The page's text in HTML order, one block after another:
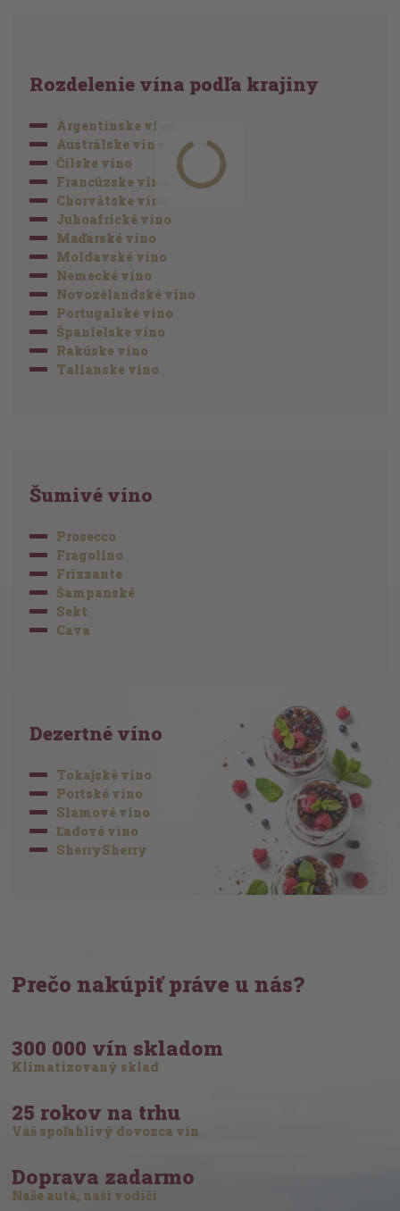
Rozdelenie vína podľa krajiny
Argentínske víno
Austrálske víno
Čílske víno
Francúzske víno
Chorvátske víno
Juhoafrické víno
Maďarské víno
Moldavské víno
Nemecké víno
Novozélandské víno
Portugalské víno
Španielske víno
Rakúske víno
Talianske víno
Šumivé víno
Prosecco
Fragolino
Frizzante
Šampanské
Sekt
Cava
Dezertné víno
Tokajské víno
Portské víno
Slamové víno
Ľadové víno
SherrySherry
Prečo nakúpiť práve u nás?
300 000 vín skladom
Klimatizovaný sklad
25 rokov na trhu
Váš spoľahlivý dovozca vín
Doprava zadarmo
Naše autá, naši vodiči